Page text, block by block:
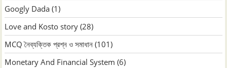
Googly Dada (1)
Love and Kosto story (28)
MCQ নৈব্যক্তিক প্রশ্ন ও সমাধান (101)
Monetary And Financial System (6)